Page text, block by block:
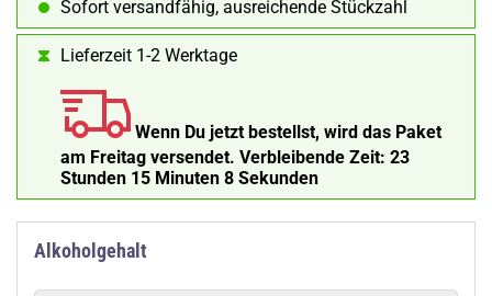
Sofort versandfähig, ausreichende Stückzahl
Lieferzeit 1-2 Werktage
Wenn Du jetzt bestellst, wird das Paket
am Freitag versendet. Verbleibende Zeit: 23
Stunden 15 Minuten 8 Sekunden
Alkoholgehalt